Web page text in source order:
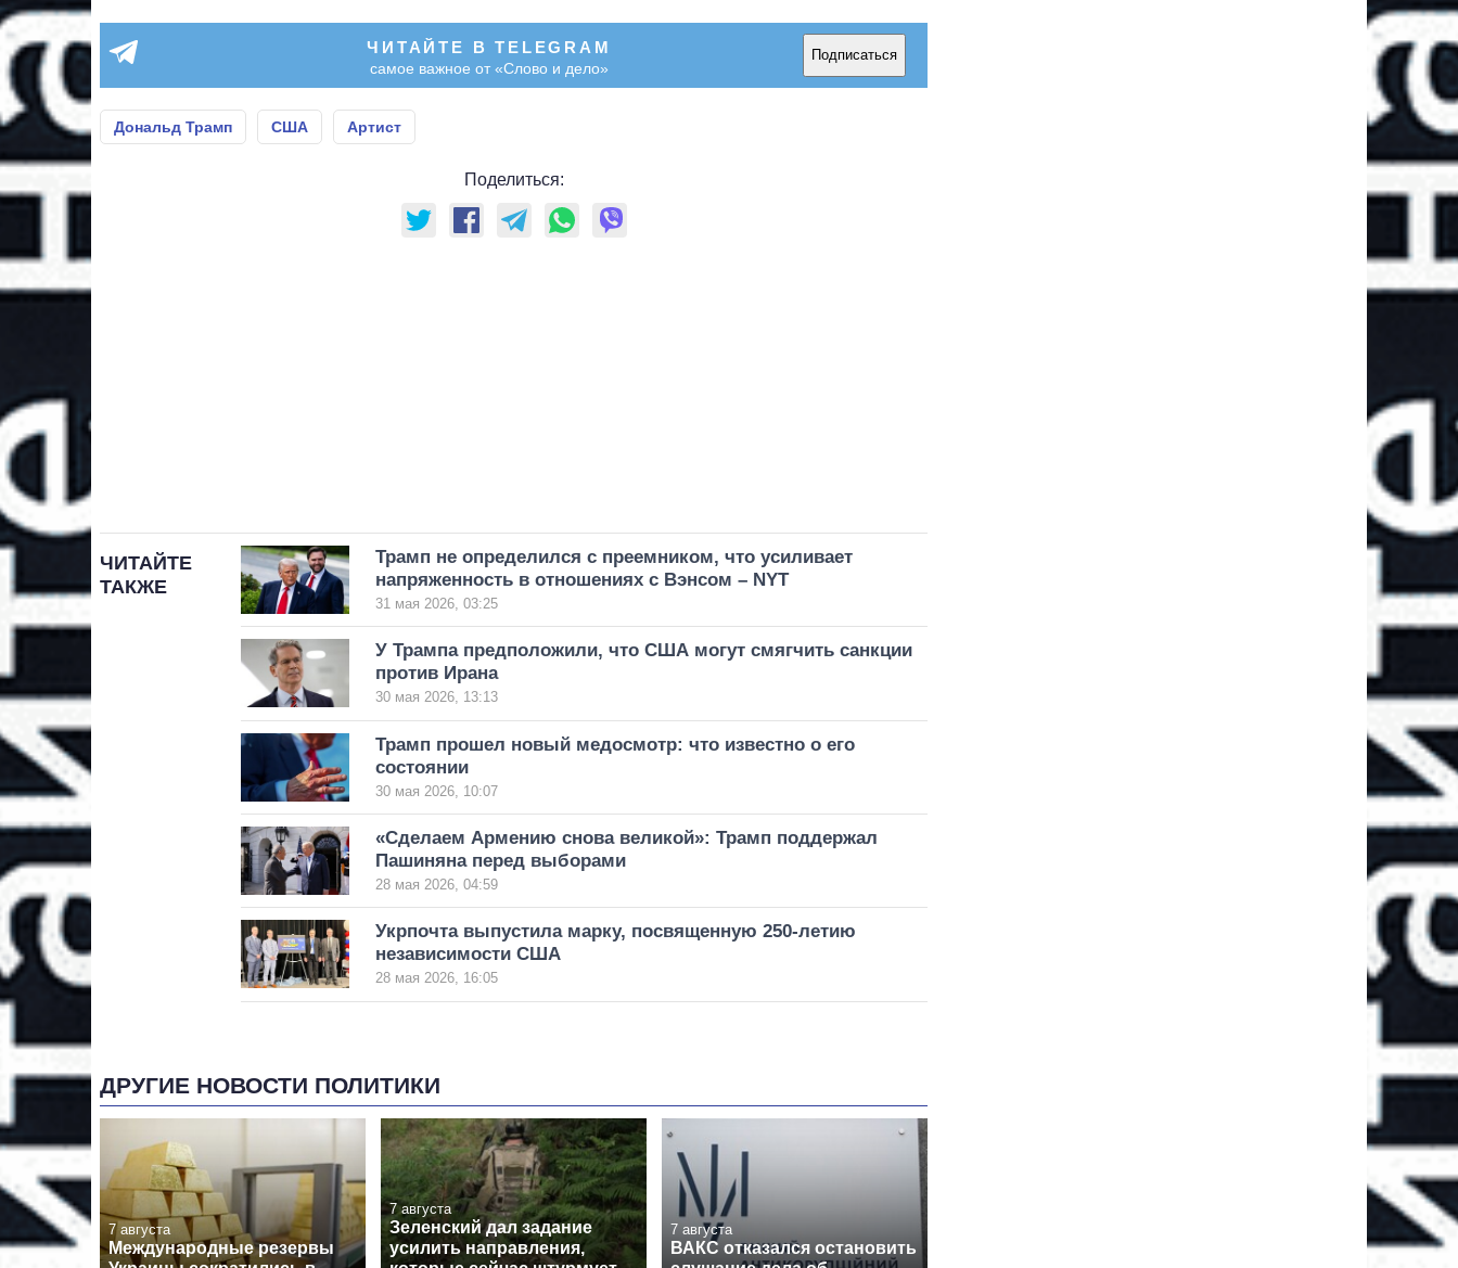
ЧИТАЙТЕ В TELEGRAM
самое важное от «Слово и дело»
Подписаться
Дональд Трамп США Артист
Поделиться:
ЧИТАЙТЕ
ТАКЖЕ
Трамп не определился с преемником, что усиливает
напряженность в отношениях с Вэнсом – NYT
31 мая 2026, 03:25
У Трампа предположили, что США могут смягчить санкции
против Ирана
30 мая 2026, 13:13
Трамп прошел новый медосмотр: что известно о его
состоянии
30 мая 2026, 10:07
«Сделаем Армению снова великой»: Трамп поддержал
Пашиняна перед выборами
28 мая 2026, 04:59
Укрпочта выпустила марку, посвященную 250-летию
независимости США
28 мая 2026, 16:05
ДРУГИЕ НОВОСТИ ПОЛИТИКИ
7 августа
Международные резервы
7 августа
Зеленский дал задание
усилить направления,
7 августа
ВАКС отказался остановить